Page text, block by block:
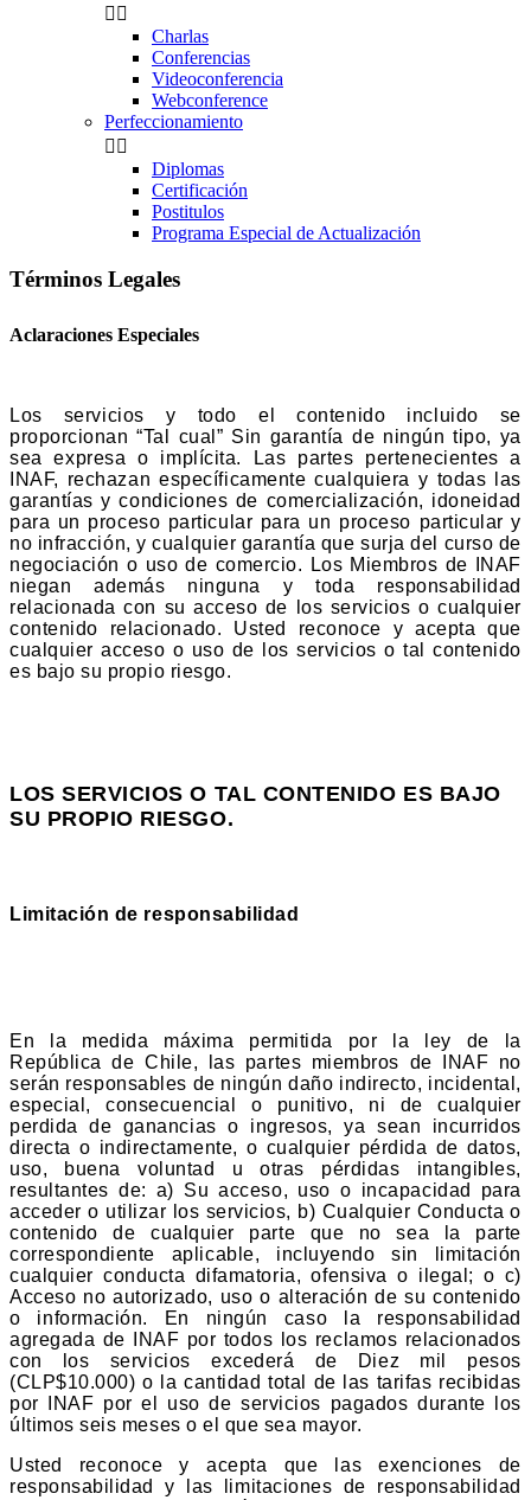
 
Charlas
Conferencias
Videoconferencia
Webconference
Perfeccionamiento
 
Diplomas
Certificación
Postitulos
Programa Especial de Actualización
Términos Legales
Aclaraciones Especiales
Los servicios y todo el contenido incluido se
proporcionan “Tal cual” Sin garantía de ningún tipo, ya
sea expresa o implícita. Las partes pertenecientes a
INAF, rechazan específicamente cualquiera y todas las
garantías y condiciones de comercialización, idoneidad
para un proceso particular para un proceso particular y
no infracción, y cualquier garantía que surja del curso de
negociación o uso de comercio. Los Miembros de INAF
niegan además ninguna y toda responsabilidad
relacionada con su acceso de los servicios o cualquier
contenido relacionado. Usted reconoce y acepta que
cualquier acceso o uso de los servicios o tal contenido
es bajo su propio riesgo.
LOS SERVICIOS O TAL CONTENIDO ES BAJO
SU PROPIO RIESGO.
Limitación de responsabilidad
En la medida máxima permitida por la ley de la
República de Chile, las partes miembros de INAF no
serán responsables de ningún daño indirecto, incidental,
especial, consecuencial o punitivo, ni de cualquier
perdida de ganancias o ingresos, ya sean incurridos
directa o indirectamente, o cualquier pérdida de datos,
uso, buena voluntad u otras pérdidas intangibles,
resultantes de: a) Su acceso, uso o incapacidad para
acceder o utilizar los servicios, b) Cualquier Conducta o
contenido de cualquier parte que no sea la parte
correspondiente aplicable, incluyendo sin limitación
cualquier conducta difamatoria, ofensiva o ilegal; o c)
Acceso no autorizado, uso o alteración de su contenido
o información. En ningún caso la responsabilidad
agregada de INAF por todos los reclamos relacionados
con los servicios excederá de Diez mil pesos
(CLP$10.000) o la cantidad total de las tarifas recibidas
por INAF por el uso de servicios pagados durante los
últimos seis meses o el que sea mayor.
Usted reconoce y acepta que las exenciones de
responsabilidad y las limitaciones de responsabilidad